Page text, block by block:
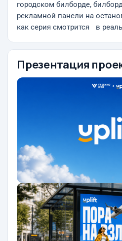
городском билборде,
рекламной панели на
как серия смотрится в
Презентация